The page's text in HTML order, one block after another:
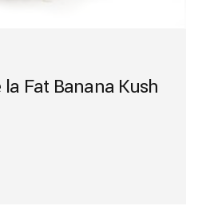
Fat Banana Kush